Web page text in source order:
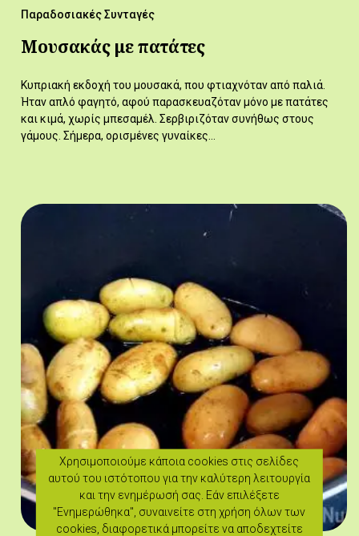
Παραδοσιακές Συνταγές
Μουσακάς με πατάτες
Κυπριακή εκδοχή του μουσακά, που φτιαχνόταν από παλιά.
Ήταν απλό φαγητό, αφού παρασκευαζόταν μόνο με πατάτες
και κιμά, χωρίς μπεσαμέλ. Σερβιριζόταν συνήθως στους
γάμους. Σήμερα, ορισμένες γυναίκες…
Χρησιμοποιούμε κάποια cookies στις σελίδες
αυτού του ιστότοπου για την καλύτερη λειτουργία
και την ενημέρωσή σας. Εάν επιλέξετε
"Ενημερώθηκα", συναινείτε στη χρήση όλων των
cookies, διαφορετικά μπορείτε να αποδεχτείτε